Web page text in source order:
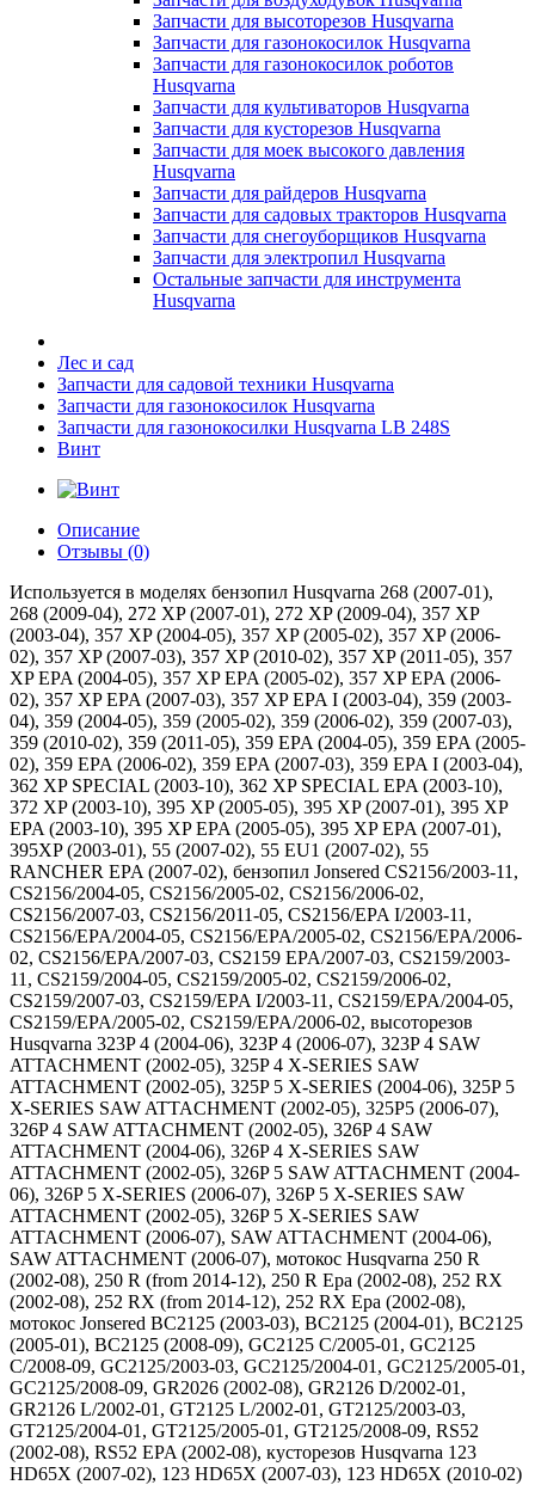
Запчасти для высоторезов Husqvarna
Запчасти для газонокосилок Husqvarna
Запчасти для газонокосилок роботов
Husqvarna
Запчасти для культиваторов Husqvarna
Запчасти для кусторезов Husqvarna
Запчасти для моек высокого давления
Husqvarna
Запчасти для райдеров Husqvarna
Запчасти для садовых тракторов Husqvarna
Запчасти для снегоуборщиков Husqvarna
Запчасти для электропил Husqvarna
Остальные запчасти для инструмента
Husqvarna
Лес и сад
Запчасти для садовой техники Husqvarna
Запчасти для газонокосилок Husqvarna
Запчасти для газонокосилки Husqvarna LB 248S
Винт
Описание
Отзывы (0)
Используется в моделях бензопил Husqvarna 268 (2007-01),
268 (2009-04), 272 XP (2007-01), 272 XP (2009-04), 357 XP
(2003-04), 357 XP (2004-05), 357 XP (2005-02), 357 XP (2006-
02), 357 XP (2007-03), 357 XP (2010-02), 357 XP (2011-05), 357
XP EPA (2004-05), 357 XP EPA (2005-02), 357 XP EPA (2006-
02), 357 XP EPA (2007-03), 357 XP EPA I (2003-04), 359 (2003-
04), 359 (2004-05), 359 (2005-02), 359 (2006-02), 359 (2007-03),
359 (2010-02), 359 (2011-05), 359 EPA (2004-05), 359 EPA (2005-
02), 359 EPA (2006-02), 359 EPA (2007-03), 359 EPA I (2003-04),
362 XP SPECIAL (2003-10), 362 XP SPECIAL EPA (2003-10),
372 XP (2003-10), 395 XP (2005-05), 395 XP (2007-01), 395 XP
EPA (2003-10), 395 XP EPA (2005-05), 395 XP EPA (2007-01),
395XP (2003-01), 55 (2007-02), 55 EU1 (2007-02), 55
RANCHER EPA (2007-02), бензопил Jonsered CS2156/2003-11,
CS2156/2004-05, CS2156/2005-02, CS2156/2006-02,
CS2156/2007-03, CS2156/2011-05, CS2156/EPA I/2003-11,
CS2156/EPA/2004-05, CS2156/EPA/2005-02, CS2156/EPA/2006-
02, CS2156/EPA/2007-03, CS2159 EPA/2007-03, CS2159/2003-
11, CS2159/2004-05, CS2159/2005-02, CS2159/2006-02,
CS2159/2007-03, CS2159/EPA I/2003-11, CS2159/EPA/2004-05,
CS2159/EPA/2005-02, CS2159/EPA/2006-02, высоторезов
Husqvarna 323P 4 (2004-06), 323P 4 (2006-07), 323P 4 SAW
ATTACHMENT (2002-05), 325P 4 X-SERIES SAW
ATTACHMENT (2002-05), 325P 5 X-SERIES (2004-06), 325P 5
X-SERIES SAW ATTACHMENT (2002-05), 325P5 (2006-07),
326P 4 SAW ATTACHMENT (2002-05), 326P 4 SAW
ATTACHMENT (2004-06), 326P 4 X-SERIES SAW
ATTACHMENT (2002-05), 326P 5 SAW ATTACHMENT (2004-
06), 326P 5 X-SERIES (2006-07), 326P 5 X-SERIES SAW
ATTACHMENT (2002-05), 326P 5 X-SERIES SAW
ATTACHMENT (2006-07), SAW ATTACHMENT (2004-06),
SAW ATTACHMENT (2006-07), мотокос Husqvarna 250 R
(2002-08), 250 R (from 2014-12), 250 R Epa (2002-08), 252 RX
(2002-08), 252 RX (from 2014-12), 252 RX Epa (2002-08),
мотокос Jonsered BC2125 (2003-03), BC2125 (2004-01), BC2125
(2005-01), BC2125 (2008-09), GC2125 C/2005-01, GC2125
C/2008-09, GC2125/2003-03, GC2125/2004-01, GC2125/2005-01,
GC2125/2008-09, GR2026 (2002-08), GR2126 D/2002-01,
GR2126 L/2002-01, GT2125 L/2002-01, GT2125/2003-03,
GT2125/2004-01, GT2125/2005-01, GT2125/2008-09, RS52
(2002-08), RS52 EPA (2002-08), кусторезов Husqvarna 123
HD65X (2007-02), 123 HD65X (2007-03), 123 HD65X (2010-02)